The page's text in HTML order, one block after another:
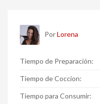
PorLorena
Tiempo de Preparación:
Tiempo de Coccion:
Tiempo para Consumir: